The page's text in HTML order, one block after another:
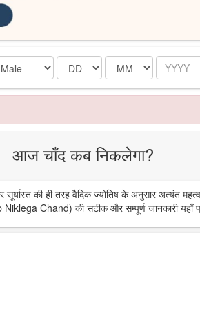
Date Month Year
आज चाँद कब निकलेगा?
की ही तरह वैदिक ज्योतिष के अनुसार अत्यंत
Niklega Chand) की सटीक और सम्पूर्ण जानकारी यहाँ